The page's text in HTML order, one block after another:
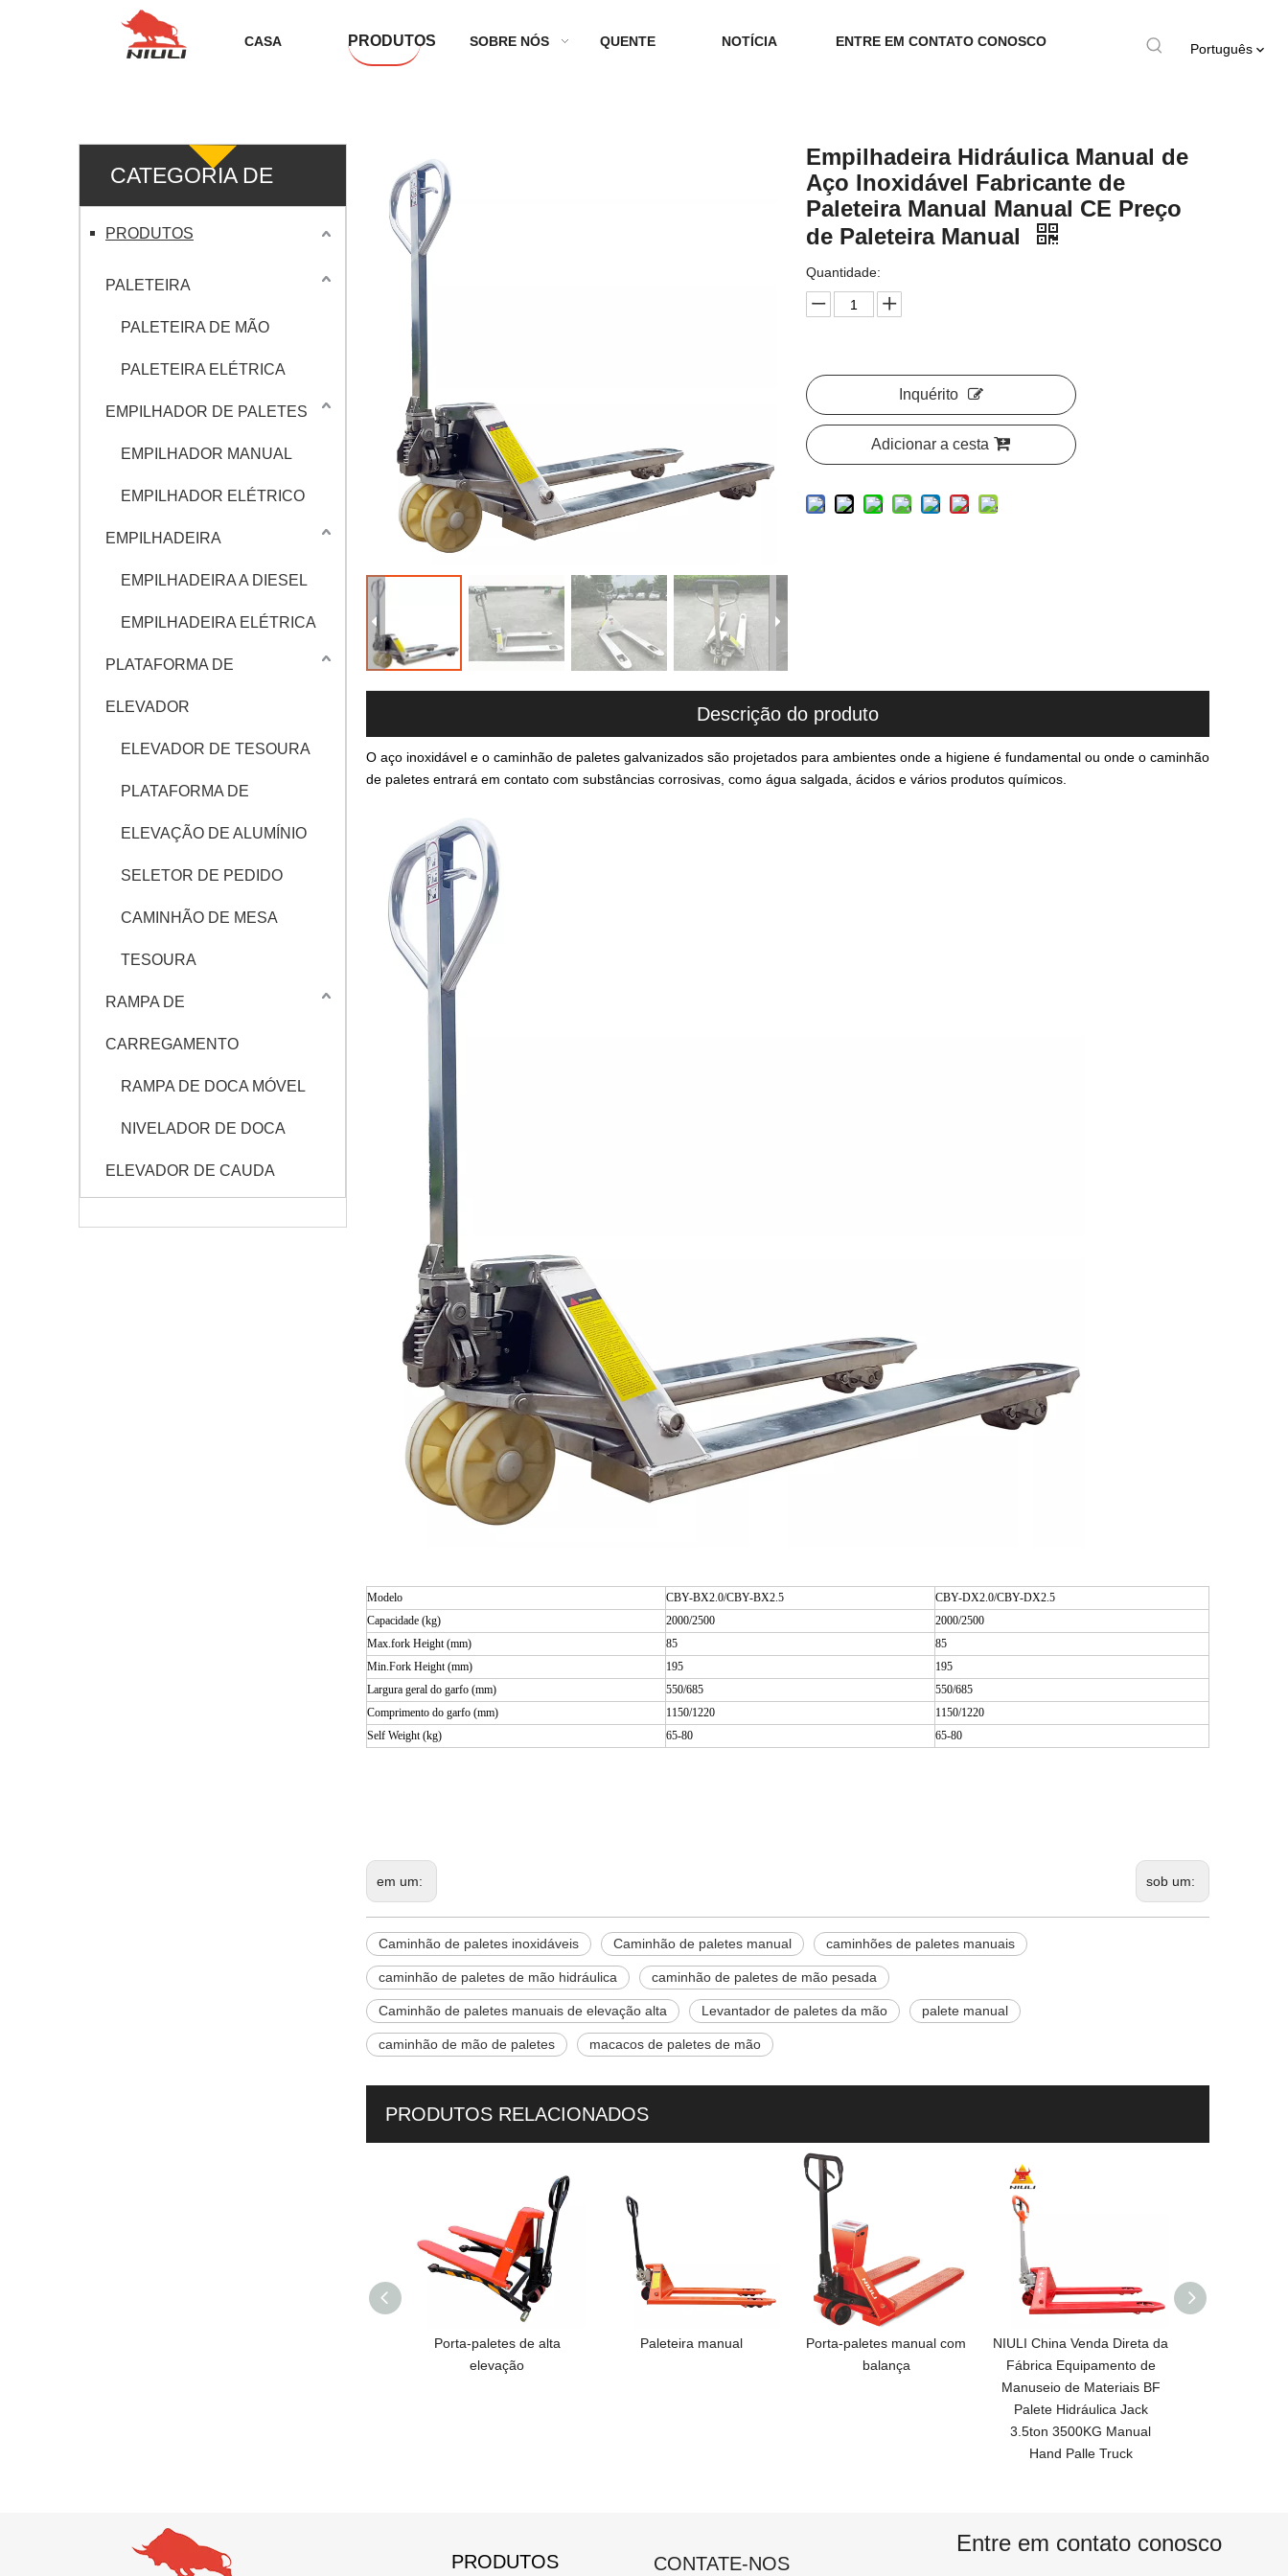
CASA PRODUTOS SOBRE NÓS QUENTE NOTÍCIA ENTRE EM CONTATO CONOSCO Português
CATEGORIA DE
PRODUTO
PRODUTOS
PALETEIRA
PALETEIRA DE MÃO
PALETEIRA ELÉTRICA
EMPILHADOR DE PALETES
EMPILHADOR MANUAL
EMPILHADOR ELÉTRICO
EMPILHADEIRA
EMPILHADEIRA A DIESEL
EMPILHADEIRA ELÉTRICA
PLATAFORMA DE
ELEVADOR
ELEVADOR DE TESOURA
PLATAFORMA DE
ELEVAÇÃO DE ALUMÍNIO
SELETOR DE PEDIDO
CAMINHÃO DE MESA
TESOURA
RAMPA DE
CARREGAMENTO
RAMPA DE DOCA MÓVEL
NIVELADOR DE DOCA
ELEVADOR DE CAUDA
Empilhadeira Hidráulica Manual de
Aço Inoxidável Fabricante de
Paleteira Manual Manual CE Preço
de Paleteira Manual
Quantidade:
Inquérito
Adicionar a cesta
Descrição do produto
O aço inoxidável e o caminhão de paletes galvanizados são projetados para ambientes onde a higiene é fundamental ou onde o caminhão
de paletes entrará em contato com substâncias corrosivas, como água salgada, ácidos e vários produtos químicos.
Modelo CBY-BX2.0/CBY-BX2.5
CBY-DX2.0/CBY-DX2.5
Capacidade (kg)
2000/2500
2000/2500
Max.fork Height (mm)
85
85
Min.Fork Height (mm)
195
195
Largura geral do garfo (mm)
550/685
550/685
Comprimento do garfo (mm)
1150/1220
1150/1220
Self Weight (kg)
65-80 65-80
em um: sob um:
Caminhão de paletes inoxidáveis Caminhão de paletes manual caminhões de paletes manuais
caminhão de paletes de mão hidráulica caminhão de paletes de mão pesada
Caminhão de paletes manuais de elevação alta Levantador de paletes da mão palete manual
caminhão de mão de paletes macacos de paletes de mão
PRODUTOS RELACIONADOS
Paleteira manual
Porta-paletes manual com
NIULI China Venda Direta da
Fábrica Equipamento de
Porta-paletes manual de
carga leve NIULI 2000kg
2.0ton capacidade de
paleteira manual
PRODUTOS CONTATE-NOS
Entre em contato conosco